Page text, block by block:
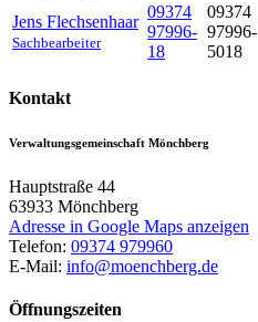
Jens Flechsenhaar
Sachbearbeiter
09374
97996-
18
09374
97996-
5018
Kontakt
Verwaltungsgemeinschaft Mönchberg
Hauptstraße 44
63933 Mönchberg
Adresse in Google Maps anzeigen
Telefon: 09374 979960
E-Mail: info@moenchberg.de
Öffnungszeiten